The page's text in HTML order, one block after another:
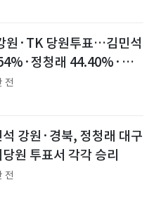
원·TK 당원투표…김민석
정청래 44.40%·송
7.06%
전
석 강원·경북, 정청래 대구
원 투표서 각각 승리
전